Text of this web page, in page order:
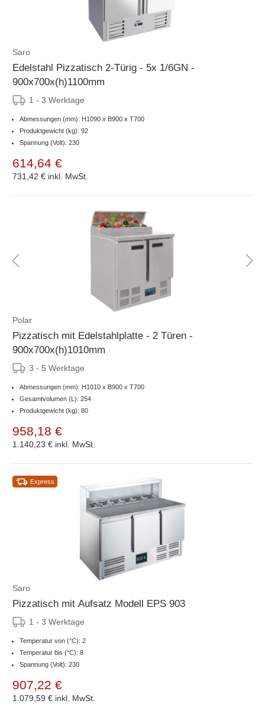
Saro
Edelstahl Pizzatisch 2-Türig - 5x 1/6GN -
900x700x(h)1100mm
1 - 3 Werktage
Abmessungen (mm): H1090 x B900 x T700
Produktgewicht (kg): 92
Spannung (Volt): 230
614,64 €
731,42 € inkl. MwSt.
Polar
Pizzatisch mit Edelstahlplatte - 2 Türen -
900x700x(h)1010mm
3 - 5 Werktage
Abmessungen (mm): H1010 x B900 x T700
Gesamtvolumen (L): 254
Produktgewicht (kg): 80
958,18 €
1.140,23 € inkl. MwSt.
Express
Saro
Pizzatisch mit Aufsatz Modell EPS 903
1 - 3 Werktage
Temperatur von (°C): 2
Temperatur bis (°C): 8
Spannung (Volt): 230
907,22 €
1.079,59 € inkl. MwSt.